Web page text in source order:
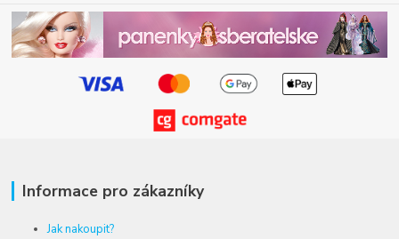
Informace pro zákazníky
Jak nakoupit?